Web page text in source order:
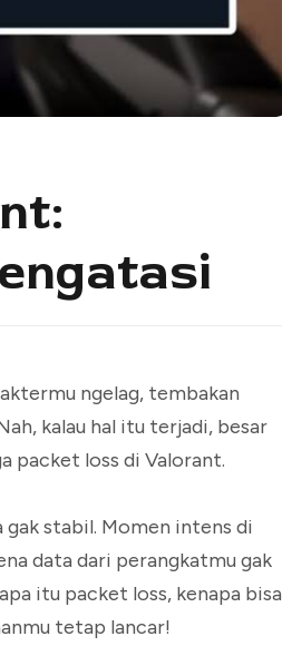
ngelag, tembakan
kalau hal itu terjadi, besar
packet loss di Valorant.
stabil. Momen intens di
data dari perangkatmu gak
itu packet loss, kenapa bisa
tetap lancar!